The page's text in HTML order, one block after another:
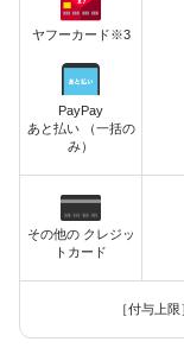
ヤフーカード※3
PayPay
あと払い （一括の
み）
その他の クレジッ
トカード
［付与上